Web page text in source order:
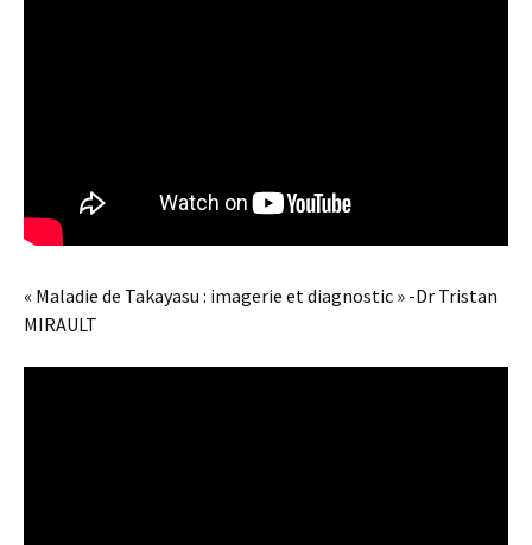
« Maladie de Takayasu : imagerie et diagnostic » -Dr Tristan
MIRAULT